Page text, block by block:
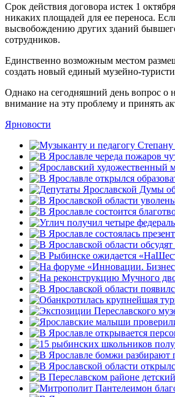
Срок действия договора истек 1
никаких площадей для ее переноса.
высвобождению других зданий
сотрудников.
Единственно возможным местом
создать новый единый музейно-
Однако на сегодняшний день вопрос о
внимание на эту проблему и принять
Ярновости